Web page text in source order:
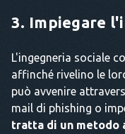
3. Impiegare
L'ingegneria sociale
affinché rivelino le
può avvenire
mail di phishing o
tratta di un metodo